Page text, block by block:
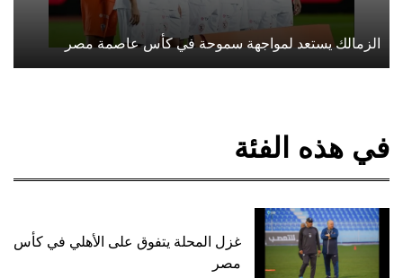
الزمالك يستعد لمواجهة سموحة في كأس عاصمة مصر
في هذه الفئة
غزل المحلة يتفوق على الأهلي في كأس
مصر